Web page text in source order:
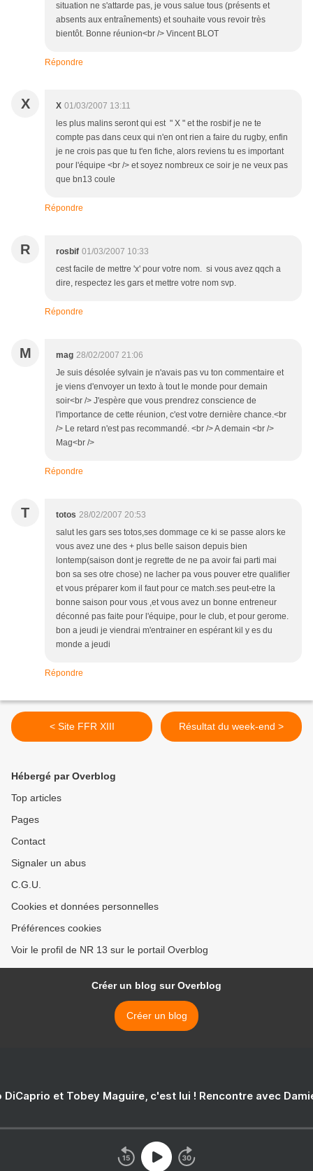
situation ne s'attarde pas, je vous salue tous (présents et
absents aux entraînements) et souhaite vous revoir très
bientôt. Bonne réunion<br /> Vincent BLOT
Répondre
X X 01/03/2007 13:11
les plus malins seront qui est " X " et the rosbif je ne te
compte pas dans ceux qui n'en ont rien a faire du rugby, enfin
je ne crois pas que tu t'en fiche, alors reviens tu es important
pour l'équipe <br /> et soyez nombreux ce soir je ne veux pas
que bn13 coule
Répondre
R rosbif 01/03/2007 10:33
cest facile de mettre 'x' pour votre nom. si vous avez qqch a
dire, respectez les gars et mettre votre nom svp.
Répondre
M mag 28/02/2007 21:06
Je suis désolée sylvain je n'avais pas vu ton commentaire et
je viens d'envoyer un texto à tout le monde pour demain
soir<br /> J'espère que vous prendrez conscience de
l'importance de cette réunion, c'est votre dernière chance.<br
/> Le retard n'est pas recommandé. <br /> A demain <br />
Mag<br />
Répondre
T totos 28/02/2007 20:53
salut les gars ses totos,ses dommage ce ki se passe alors ke
vous avez une des + plus belle saison depuis bien
lontemp(saison dont je regrette de ne pa avoir fai parti mai
bon sa ses otre chose) ne lacher pa vous pouver etre qualifier
et vous préparer kom il faut pour ce match.ses peut-etre la
bonne saison pour vous ,et vous avez un bonne entreneur
déconné pas faite pour l'équipe, pour le club, et pour gerome.
bon a jeudi je viendrai m'entrainer en espérant kil y es du
monde a jeudi
Répondre
< Site FFR XIII Résultat du week-end >
Hébergé par Overblog
Top articles
Pages
Contact
Signaler un abus
C.G.U.
Cookies et données personnelles
Préférences cookies
Voir le profil de NR 13 sur le portail Overblog
Créer un blog sur Overblog
Créer un blog
DiCaprio et Tobey Maguire, c'est lui ! Rencontre avec